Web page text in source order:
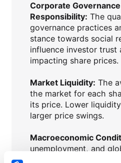
Corporate
Responsibility: The
governance practices
stance towards social
influence investor trust
impacting share prices.
Market Liquidity: The
the market for each
its price. Lower
larger price swings.
Macroeconomic
unemployment, and
trends, can impact